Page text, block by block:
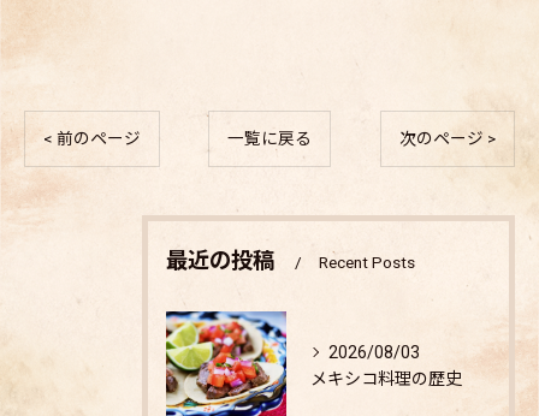
< 前のページ 一覧に戻る 次のページ >
最近の投稿 Recent Posts
2026/08/03
メキシコ料理の歴史